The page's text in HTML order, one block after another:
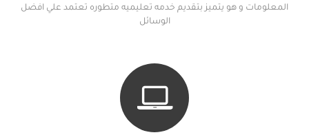
المعلومات و هو يتميز بتقديم خدمه تعليميه متطوره تعتمد علي افضل
الوسائل